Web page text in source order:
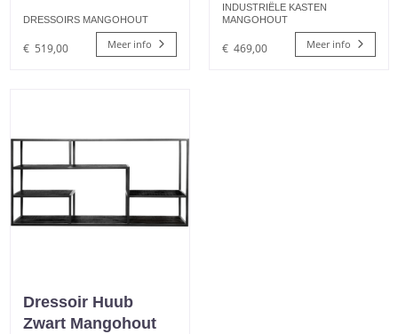
DRESSOIRS MANGOHOUT
€ 519,00 Meer info
INDUSTRIËLE KASTEN
MANGOHOUT
€ 469,00 Meer info
Dressoir Huub
Zwart Mangohout